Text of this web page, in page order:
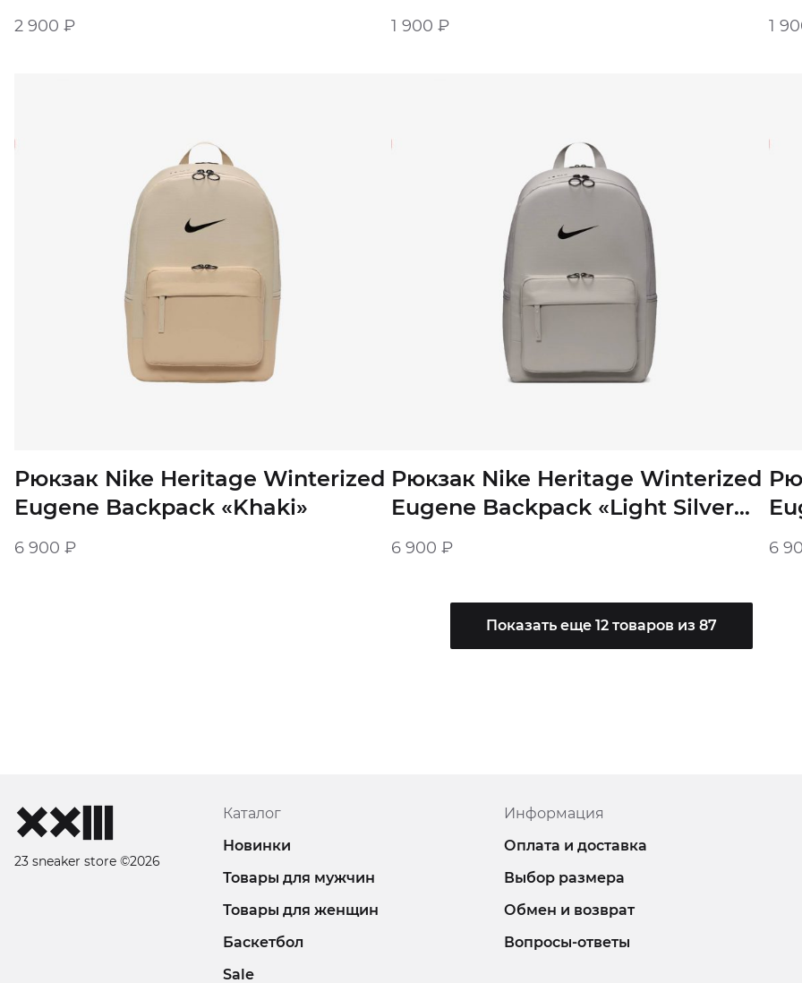
2 900 ₽ 1 900₽ 1
Рюкзак Nike Heritage Winterized
Eugene Backpack «Khaki»
6 900 ₽
Рюкзак Nike Heritage Winterized
Eugene Backpack «Light Silver
Phantom»
6 900₽ 6
Показать еще 12 товаров из 87
23 sneaker store ©2026
Каталог
Новинки
Товары для мужчин
Товары для женщин
Баскетбол
Sale
Информация
Оплата и доставка
Выбор размера
Обмен и возврат
Вопросы-ответы